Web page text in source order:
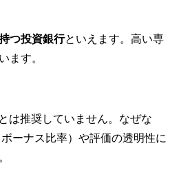
つ投資銀行といえます。高い専
ます。
は推奨していません。なぜな
ーナス比率）や評価の透明性に